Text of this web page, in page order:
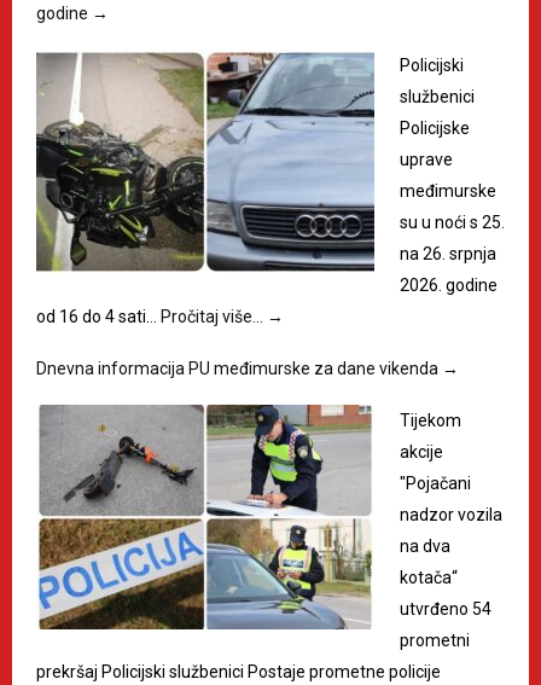
godine →
Policijski
službenici
Policijske
uprave
međimurske
su u noći s 25.
na 26. srpnja
2026. godine
od 16 do 4 sati… Pročitaj više… →
Dnevna informacija PU međimurske za dane vikenda →
Tijekom
akcije
"Pojačani
nadzor vozila
na dva
kotača“
utvrđeno 54
prometni
prekršaj Policijski službenici Postaje prometne policije